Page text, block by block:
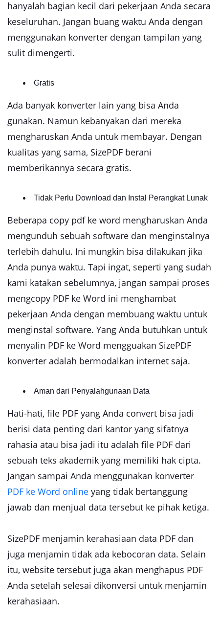
hanyalah bagian kecil dari pekerjaan Anda secara
keseluruhan. Jangan buang waktu Anda dengan
menggunakan konverter dengan tampilan yang
sulit dimengerti.
Gratis
Ada banyak konverter lain yang bisa Anda
gunakan. Namun kebanyakan dari mereka
mengharuskan Anda untuk membayar. Dengan
kualitas yang sama, SizePDF berani
memberikannya secara gratis.
Tidak Perlu Download dan Instal Perangkat Lunak
Beberapa copy pdf ke word mengharuskan Anda
mengunduh sebuah software dan menginstalnya
terlebih dahulu. Ini mungkin bisa dilakukan jika
Anda punya waktu. Tapi ingat, seperti yang sudah
kami katakan sebelumnya, jangan sampai proses
mengcopy PDF ke Word ini menghambat
pekerjaan Anda dengan membuang waktu untuk
menginstal software. Yang Anda butuhkan untuk
menyalin PDF ke Word mengguakan SizePDF
konverter adalah bermodalkan internet saja.
Aman dari Penyalahgunaan Data
Hati-hati, file PDF yang Anda convert bisa jadi
berisi data penting dari kantor yang sifatnya
rahasia atau bisa jadi itu adalah file PDF dari
sebuah teks akademik yang memiliki hak cipta.
Jangan sampai Anda menggunakan konverter
PDF ke Word online yang tidak bertanggung
jawab dan menjual data tersebut ke pihak ketiga.
SizePDF menjamin kerahasiaan data PDF dan
juga menjamin tidak ada kebocoran data. Selain
itu, website tersebut juga akan menghapus PDF
Anda setelah selesai dikonversi untuk menjamin
kerahasiaan.